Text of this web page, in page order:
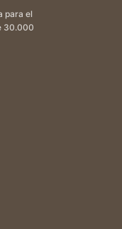
para el
30.000